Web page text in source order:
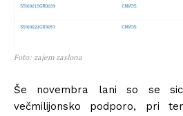
Foto: zajem zaslona
Še novembra lani so se
večmilijonsko podporo, pri